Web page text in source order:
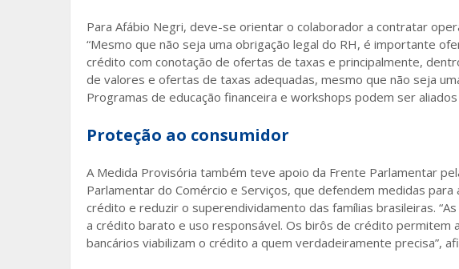
Para Afábio Negri, deve-se orientar o colaborador a contratar
“Mesmo que não seja uma obrigação legal do RH, é importante
crédito com conotação de ofertas de taxas e principalmente,
de valores e ofertas de taxas adequadas, mesmo que não seja
Programas de educação financeira e workshops podem ser
Proteção ao consumidor
A Medida Provisória também teve apoio da Frente Parlamentar
Parlamentar do Comércio e Serviços, que defendem medidas
crédito e reduzir o superendividamento das famílias brasileiras.
a crédito barato e uso responsável. Os birôs de crédito permitem
bancários viabilizam o crédito a quem verdadeiramente precisa”,